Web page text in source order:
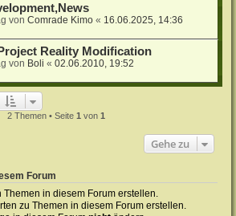
vonComrade Kimo « 16.06.2025, 14:36
Reality Modification
von Boli «02.06.2010, 19:52
2 Themen • Seite 1 von 1
Gehe zu
Forum
Themen in diesem Forum erstellen.
zu Themen in diesem Forum erstellen.